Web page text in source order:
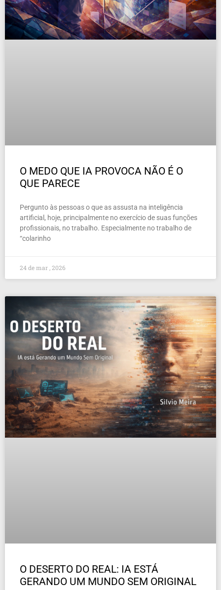
O MEDO QUE IA PROVOCA NÃO É O
QUE PARECE
Pergunto às pessoas o que as assusta na inteligência
artificial, hoje, principalmente no exercício de suas funções
profissionais, no trabalho. Especialmente no trabalho de
“colarinho
24 de mar , 2026
O DESERTO DO REAL: IA ESTÁ
GERANDO UM MUNDO SEM ORIGINAL